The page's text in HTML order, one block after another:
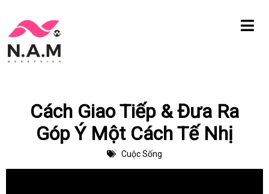
Chuyển
tới
Cách Giao Tiếp & Đưa Ra
Góp Ý Một Cách Tế Nhị
Cuộc Sống